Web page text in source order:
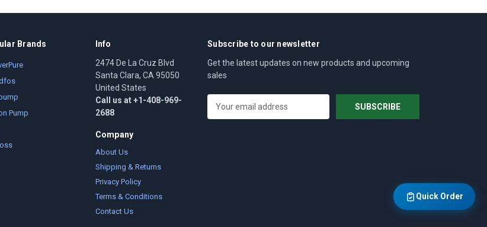
Brands
Pump
Info
2474 De La Cruz Blvd
Santa Clara, CA 95050
United States
Call us at +1-408-969-
2688
Company
About Us
Shipping & Returns
Privacy Policy
Terms & Conditions
Contact Us
Subscribe to our newsletter
Get the latest updates on new products and upcoming
sales
Quick Order